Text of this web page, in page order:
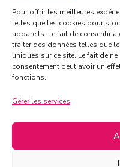
Pour offrir les meilleures
telles que les cookies pour
appareils. Le fait de consentir
traiter des données telles que
uniques sur ce site. Le fait de
consentement peut avoir un
fonctions.
Gérer les services